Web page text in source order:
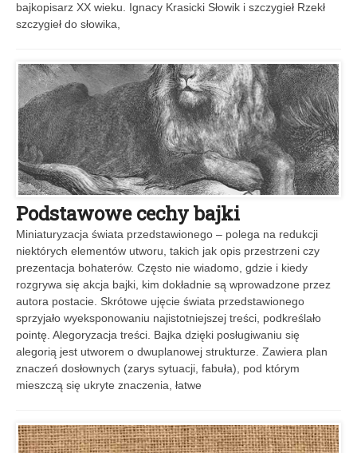
bajkopisarz XX wieku. Ignacy Krasicki Słowik i szczygieł Rzekł
szczygieł do słowika,
Podstawowe cechy bajki
Miniaturyzacja świata przedstawionego – polega na redukcji
niektórych elementów utworu, takich jak opis przestrzeni czy
prezentacja bohaterów. Często nie wiadomo, gdzie i kiedy
rozgrywa się akcja bajki, kim dokładnie są wprowadzone przez
autora postacie. Skrótowe ujęcie świata przedstawionego
sprzyjało wyeksponowaniu najistotniejszej treści, podkreślało
pointę. Alegoryzacja treści. Bajka dzięki posługiwaniu się
alegorią jest utworem o dwuplanowej strukturze. Zawiera plan
znaczeń dosłownych (zarys sytuacji, fabuła), pod którym
mieszczą się ukryte znaczenia, łatwe